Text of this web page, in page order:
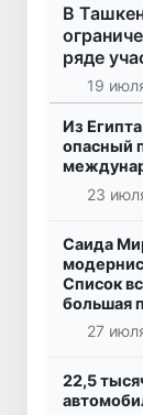
В
ряде
19
Из
опасный
23
Саида
Список
большая
27
22,5